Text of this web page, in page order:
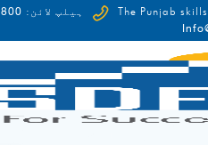
The Punjab ہیلپ لائن:
FCDO